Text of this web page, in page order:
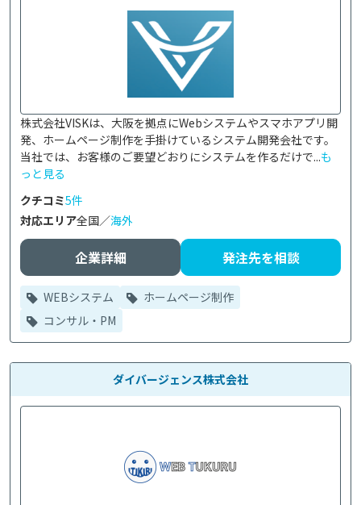
株式会社VISKは、大阪を拠点にWebシステムやスマホアプリ開
発、ホームページ制作を手掛けているシステム開発会社です。
当社では、お客様のご要望どおりにシステムを作るだけで...も
っと見る
クチコミ5件
対応エリア全国／海外
企業詳細 発注先を相談
WEBシステム
ホームページ制作
コンサル・PM
ダイバージェンス株式会社